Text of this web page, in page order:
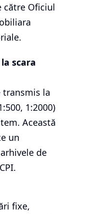
către Oficiul
scara
transmis la
1:2000)
Această
un
de
fixe,